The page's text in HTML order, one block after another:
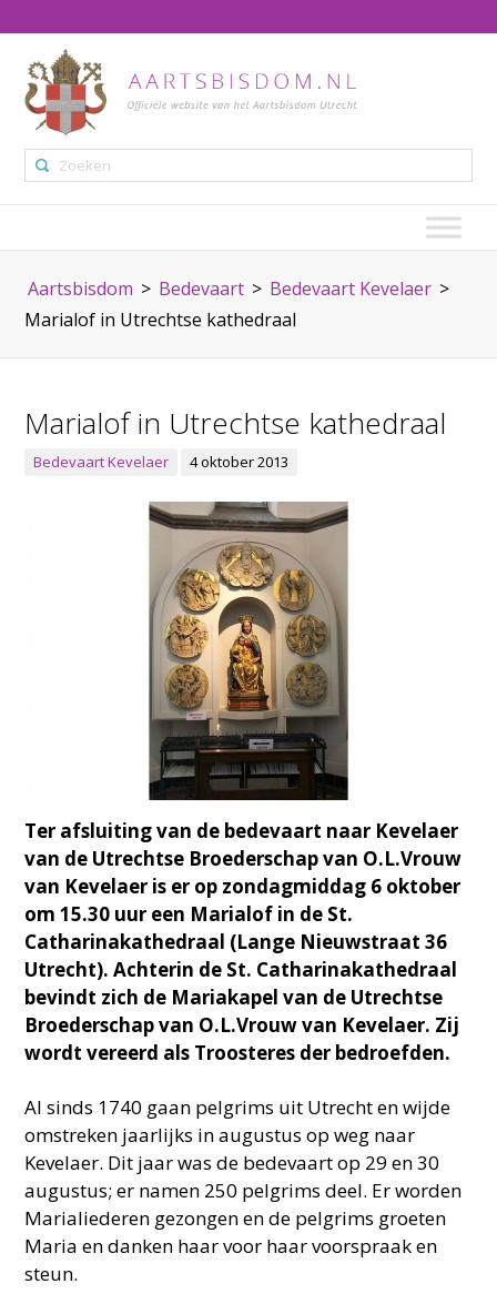
Aartsbisdom > Bedevaart > Bedevaart Kevelaer >
Marialof in Utrechtse kathedraal
Marialof in Utrechtse kathedraal
Bedevaart Kevelaer 4 oktober 2013
Ter afsluiting van de bedevaart naar Kevelaer
van de Utrechtse Broederschap van O.L.Vrouw
van Kevelaer is er op zondagmiddag 6 oktober
om 15.30 uur een Marialof in de St.
Catharinakathedraal (Lange Nieuwstraat 36
Utrecht). Achterin de St. Catharinakathedraal
bevindt zich de Mariakapel van de Utrechtse
Broederschap van O.L.Vrouw van Kevelaer. Zij
wordt vereerd als Troosteres der bedroefden.
Al sinds 1740 gaan pelgrims uit Utrecht en wijde
omstreken jaarlijks in augustus op weg naar
Kevelaer. Dit jaar was de bedevaart op 29 en 30
augustus; er namen 250 pelgrims deel. Er worden
Marialiederen gezongen en de pelgrims groeten
Maria en danken haar voor haar voorspraak en
steun.